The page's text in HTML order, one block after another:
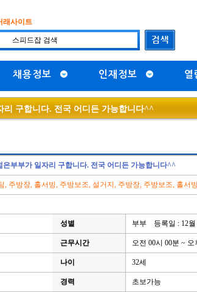
래사이트
채용정보 인재정보 열
구합니다. 전국 어디든 가능합니다^^
은부부가 일자리 구합니다. 전국 어디든 가능합니다^^
, 주방장, 홀서빙, 주방보조, 설거지, 주방장, 주방보조, 홀서
성별 부부 등록일 : 12월
근무시간 오전 00시 00분 ~ 오
나이 32세
경력 초보가능